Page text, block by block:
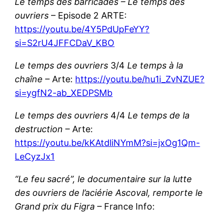
ouvriers – Episode 2 ARTE:
https://youtu.be/4Y5PdUpFeYY?
si=S2rU4JFFCDaV_KBO
Le temps des ouvriers 3/4 Le temps à la
chaîne – Arte: https://youtu.be/hu1i_ZvNZUE?
si=ygfN2-ab_XEDPSMb
Le temps des ouvriers 4/4 Le temps de la
destruction – Arte:
https://youtu.be/kKAtdliNYmM?si=jxOg1Qm-
LeCyzJx1
“Le feu sacré”, le documentaire sur la lutte
des ouvriers de l’aciérie Ascoval, remporte le
Grand prix du Figra – France Info: